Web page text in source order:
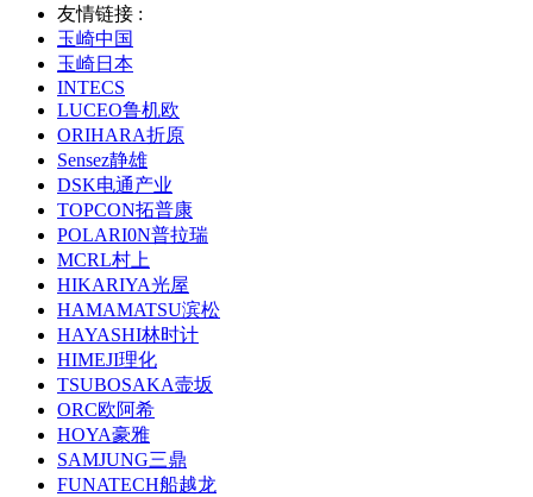
友情链接 :
玉崎中国
玉崎日本
INTECS
LUCEO鲁机欧
ORIHARA折原
Sensez静雄
DSK电通产业
TOPCON拓普康
POLARI0N普拉瑞
MCRL村上
HIKARIYA光屋
HAMAMATSU滨松
HAYASHI林时计
HIMEJI理化
TSUBOSAKA壸坂
ORC欧阿希
HOYA豪雅
SAMJUNG三鼎
FUNATECH船越龙